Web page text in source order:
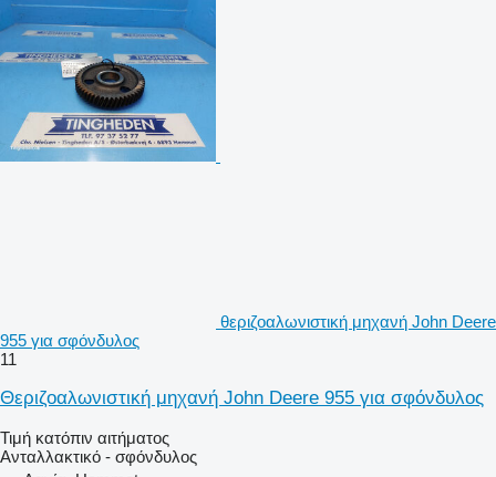
θεριζοαλωνιστική μηχανή John Deere
955 για σφόνδυλος
11
Θεριζοαλωνιστική μηχανή John Deere 955 για σφόνδυλος
Τιμή κατόπιν αιτήματος
Ανταλλακτικό - σφόνδυλος